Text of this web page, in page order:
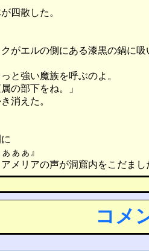
四散した。
がエルの側にある漆黒の鍋に吸
と強い魔族を呼ぶのよ。
の部下をね。」
消えた。
ぁぁ』
メリアの声が洞窟内をこだまし
コメ